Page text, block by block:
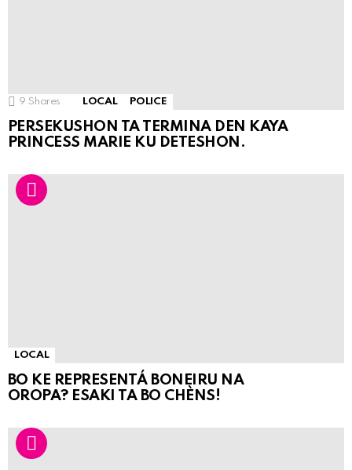
9 Shares LOCAL POLICE
PERSEKUSHON TA TERMINA DEN KAYA
PRINCESS MARIE KU DETESHON.
LOCAL
BO KE REPRESENTÁ BONEIRU NA
OROPA? ESAKI TA BO CHÈNS!